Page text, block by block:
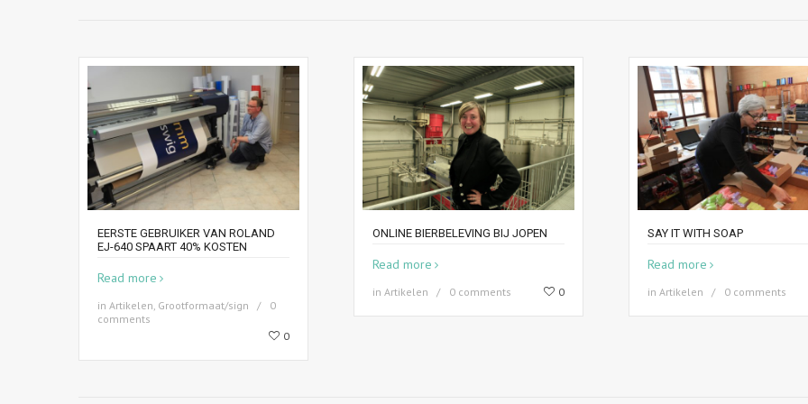
EERSTE GEBRUIKER VAN ROLAND
EJ-640 SPAART 40% KOSTEN
Read more
in Artikelen Grootformaat/sign
0
comments
0
ONLINE BIERBELEVING BIJ JOPEN
Read more
in Artikelen 0 comments 0
SAY IT WITH SOAP
Read more
in Artikelen 0 comments